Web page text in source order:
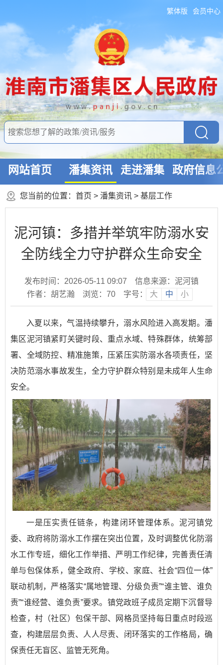
繁体版 会员中心
网站首页 潘集资讯 走进潘集 政府信息
您当前的位置： 首页 > 潘集资讯 > 基层工作
泥河镇：多措并举筑牢防溺水安
全防线全力守护群众生命安全
发布时间：2026-05-11 09:07
信息来源：泥河镇
作者：胡艺瀚
浏览： 70 字号： 大 中 小
入夏以来，气温持续攀升，溺水风险进入高发期。潘
集区泥河镇紧盯关键时段、重点水域、特殊群体，统筹部
署、全域防控、精准施策，压紧压实防溺水各项责任，坚
决防范溺水事故发生，全力守护群众特别是未成年人生命
安全。
一是压实责任链条，构建闭环管理体系。泥河镇党
委、政府将防溺水工作摆在突出位置，及时调整优化防溺
水工作专班，细化工作举措、严明工作纪律，完善责任清
单与包保体系，健全政府、学校、家庭、社会“四位一体”
联动机制，严格落实“属地管理、分级负责”“谁主管、谁负
责”“谁经营、谁负责”要求。镇党政班子成员定期下沉督导
检查，村（社区）包保干部、网格员坚持每日重点时段巡
查，构建层层负责、人人尽责、闭环落实的工作格局，确
保责任无盲区、监管无死角。